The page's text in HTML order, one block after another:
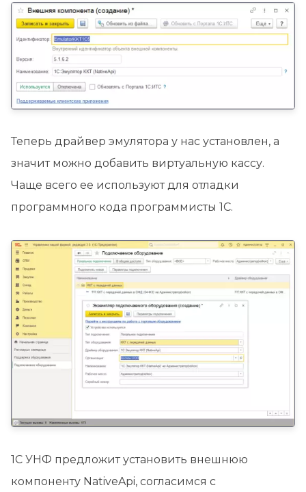
Теперь драйвер эмулятора у нас установлен, а
значит можно добавить виртуальную кассу.
Чаще всего ее используют для отладки
программного кода программисты 1С.
1С УНФ предложит установить внешнюю
компоненту NativeApi, согласимся с